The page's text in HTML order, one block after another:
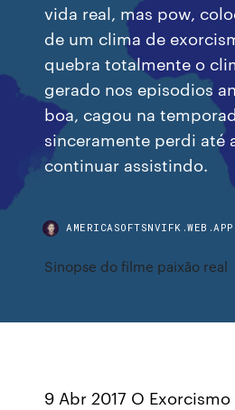
vida real, mas pow,
de um clima de
quebra totalmente o
gerado nos episodios
boa, cagou na
sinceramente perdi até
continuar assistindo.
AMERICASOFTSNVIFK.WEB.APP
Sinopse do filme paixão real
9 Abr 2017 O